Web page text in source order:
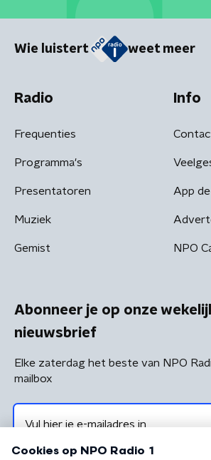
Wie luistert weet meer
Radio
Frequenties
Programma's
Presentatoren
Muziek
Gemist
Info
App
NPO
Abonneer je op onze
nieuwsbrief
Elke zaterdag het beste van NPO
mailbox